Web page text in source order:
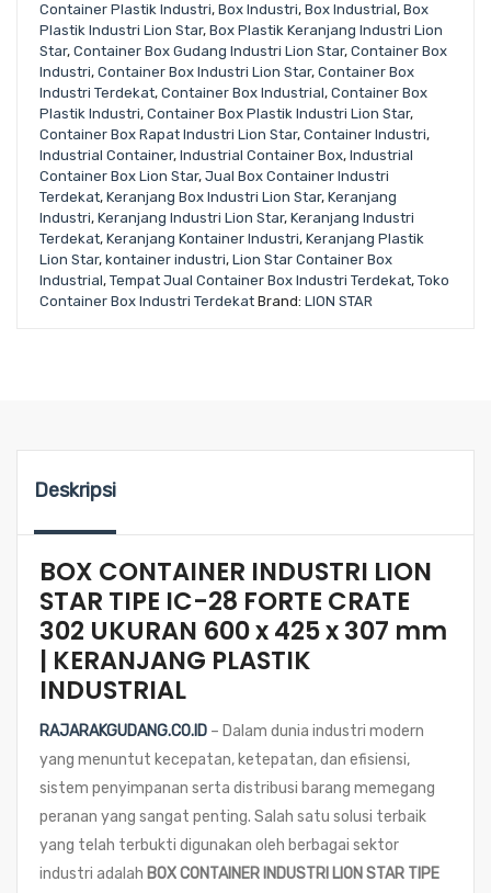
Container Plastik Industri, Box Industri, Box Industrial, Box
Plastik Industri Lion Star, Box Plastik Keranjang Industri Lion
Star, Container Box Gudang Industri Lion Star, Container Box
Industri, Container Box Industri Lion Star, Container Box
Industri Terdekat, Container Box Industrial, Container Box
Plastik Industri, Container Box Plastik Industri Lion Star,
Container Box Rapat Industri Lion Star, Container Industri,
Industrial Container, Industrial Container Box, Industrial
Container Box Lion Star, Jual Box Container Industri
Terdekat, Keranjang Box Industri Lion Star, Keranjang
Industri, Keranjang Industri Lion Star, Keranjang Industri
Terdekat, Keranjang Kontainer Industri, Keranjang Plastik
Lion Star, kontainer industri, Lion Star Container Box
Industrial, Tempat Jual Container Box Industri Terdekat, Toko
Container Box Industri Terdekat Brand: LION STAR
Deskripsi
BOX CONTAINER INDUSTRI LION
STAR TIPE IC-28 FORTE CRATE
302 UKURAN 600 x 425 x 307 mm
| KERANJANG PLASTIK
INDUSTRIAL
RAJARAKGUDANG.CO.ID – Dalam dunia industri modern
yang menuntut kecepatan, ketepatan, dan efisiensi,
sistem penyimpanan serta distribusi barang memegang
peranan yang sangat penting. Salah satu solusi terbaik
yang telah terbukti digunakan oleh berbagai sektor
industri adalah BOX CONTAINER INDUSTRI LION STAR TIPE